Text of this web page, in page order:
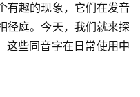
趣的现象，它们在发音
径庭。今天，我们就来探
这些同音字在日常使用中